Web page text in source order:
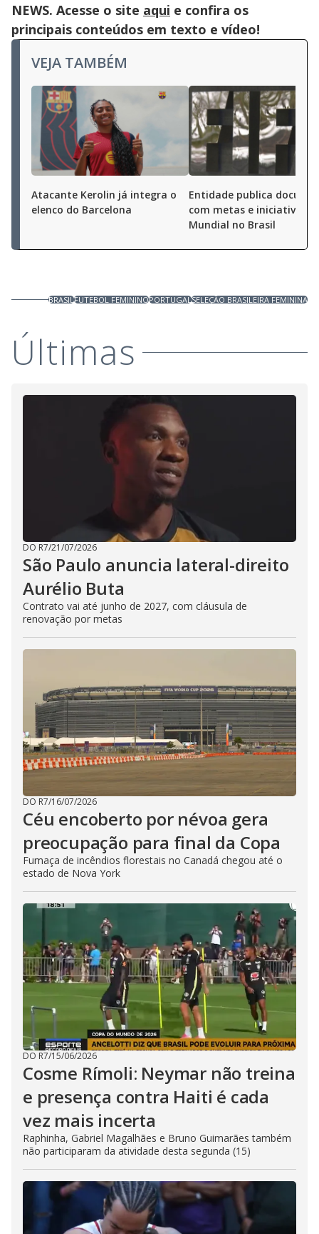
NEWS. Acesse o site aqui e confira os
principais conteúdos em texto e vídeo!
VEJA TAMBÉM
Atacante Kerolin já integra o
elenco do Barcelona
Entidade publica
com metas e iniciativas
Mundial no Brasil
BRASILFUTEBOL FEMININOPORTUGALSELEÇÃO BRASILEIRA FEMININA
Últimas
DO R7/21/07/2026
São Paulo anuncia lateral-direito
Aurélio Buta
Contrato vai até junho de 2027, com cláusula de
renovação por metas
DO R7/16/07/2026
Céu encoberto por névoa gera
preocupação para final da Copa
Fumaça de incêndios florestais no Canadá chegou até o
estado de Nova York
DO R7/15/06/2026
Cosme Rímoli: Neymar não treina
e presença contra Haiti é cada
vez mais incerta
Raphinha, Gabriel Magalhães e Bruno Guimarães também
não participaram da atividade desta segunda (15)